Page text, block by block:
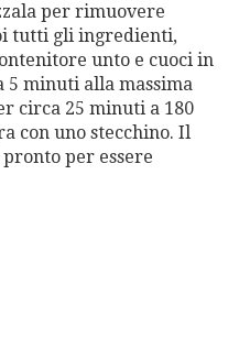
per rimuovere
tutti gli ingredienti,
unto e cuoci in
minuti alla massima
circa 25 minuti a 180
con uno stecchino. Il
per essere